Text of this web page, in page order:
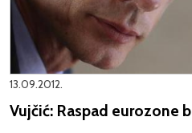
13.09.2012.
Vujčić: Raspad eurozone